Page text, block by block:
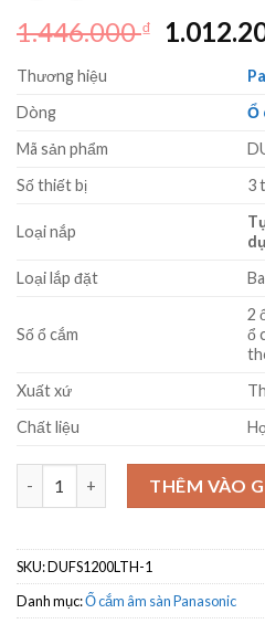
1.446.000₫
Giá
Thương hiệu
Dòng
Ổ
Mã sản phẩm
Số thiết bị
3
Loại nắp
Loại lắp đặt
Số ổ cắm
2
ổ
Xuất xứ
Chất liệu
Ổ điện âm sàn 3 thiết bịTHÊM VÀO
SKU:DUFS1200LTH-1
Danh mục:Ổ cắm âm sàn Panasonic